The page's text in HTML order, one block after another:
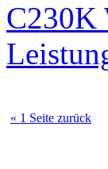
C230K
« 1 Seite zurück